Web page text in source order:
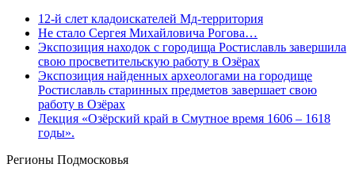
12-й слет кладоискателей Мд-территория
Не стало Сергея Михайловича Рогова…
Экспозиция находок с городища Ростиславль завершила
свою просветительскую работу в Озёрах
Экспозиция найденных археологами на городище
Ростиславль старинных предметов завершает свою
работу в Озёрах
Лекция «Озёрский край в Смутное время 1606 – 1618
годы».
Регионы Подмосковья